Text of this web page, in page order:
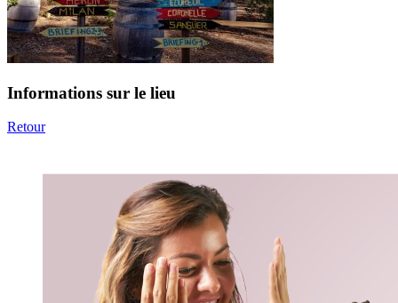
Informations sur le lieu
Retour